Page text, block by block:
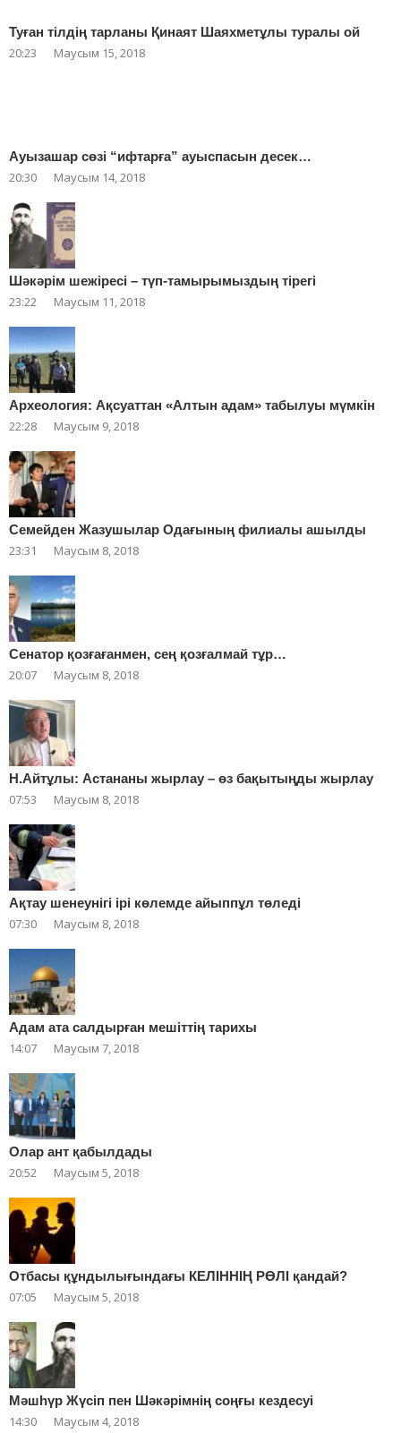
Туған тілдің тарланы Қинаят Шаяхметұлы туралы ой
20:23 Маусым 15, 2018
Ауызашар сөзі “ифтарға” ауыспасын десек…
20:30 Маусым 14, 2018
Шәкәрім шежіресі – түп-тамырымыздың тірегі
23:22 Маусым 11, 2018
Археология: Ақсуаттан «Алтын адам» табылуы мүмкін
22:28 Маусым 9, 2018
Cемейден Жазушылар Одағының филиалы ашылды
23:31 Маусым 8, 2018
Сенатор қозғағанмен, сең қозғалмай тұр…
20:07 Маусым 8, 2018
Н.Айтұлы: Астананы жырлау – өз бақытыңды жырлау
07:53 Маусым 8, 2018
Ақтау шенеунігі ірі көлемде айыппұл төледі
07:30 Маусым 8, 2018
Адам ата салдырған мешіттің тарихы
14:07 Маусым 7, 2018
Олар ант қабылдады
20:52 Маусым 5, 2018
Отбасы құндылығындағы КЕЛІННІҢ РӨЛІ қандай?
07:05 Маусым 5, 2018
Мәшһүр Жүсіп пен Шәкәрімнің соңғы кездесуі
14:30 Маусым 4, 2018